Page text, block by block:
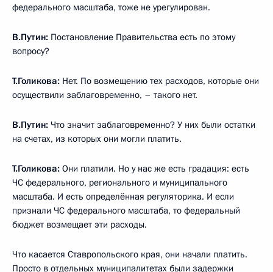
федерального масштаба, тоже не урегулирован.
В.Путин: Постановление Правительства есть по этому
вопросу?
Т.Голикова: Нет. По возмещению тех расходов, которые они
осуществили заблаговременно, – такого нет.
В.Путин: Что значит заблаговременно? У них были остатки
на счетах, из которых они могли платить.
Т.Голикова: Они платили. Но у нас же есть градация: есть
ЧС федерального, регионального и муниципального
масштаба. И есть определённая регуляторика. И если
признали ЧС федерального масштаба, то федеральный
бюджет возмещает эти расходы.
Что касается Ставропольского края, они начали платить.
Просто в отдельных муниципалитетах были задержки